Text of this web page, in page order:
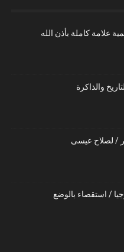
علامة كاملة بأذن الله
والذاكرة
/ لصلاح عيسى
/ استقصاء بالوضع